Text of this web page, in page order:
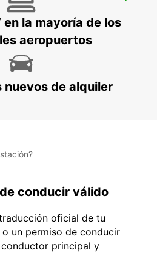
la mayoría de los
aeropuertos
nuevos de alquiler
conducir válido
oficial de tu
un permiso de conducir
principal y